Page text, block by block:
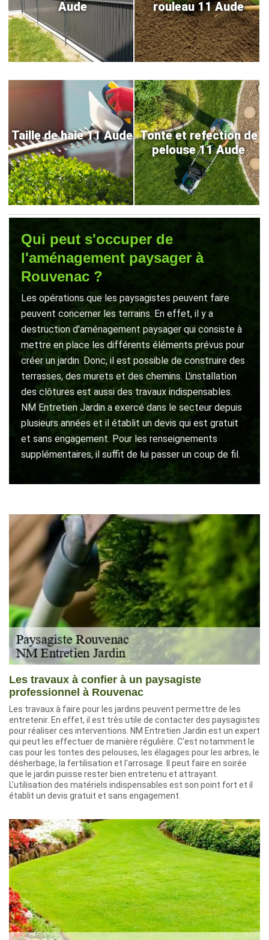
Aude
rouleau 11 Aude
Taille de haie 11 Aude Tonte et refection de
pelouse 11 Aude
Qui peut s'occuper de
l'aménagement paysager à
Rouvenac ?
Les opérations que les paysagistes peuvent faire
peuvent concerner les terrains. En effet, il y a
destruction d'aménagement paysager qui consiste à
mettre en place les différents éléments prévus pour
créer un jardin. Donc, il est possible de construire des
terrasses, des murets et des chemins. L'installation
des clôtures est aussi des travaux indispensables.
NM Entretien Jardin a exercé dans le secteur depuis
plusieurs années et il établit un devis qui est gratuit
et sans engagement. Pour les renseignements
supplémentaires, il suffit de lui passer un coup de fil.
Les travaux à confier à un paysagiste
professionnel à Rouvenac
Les travaux à faire pour les jardins peuvent permettre de les
entretenir. En effet, il est très utile de contacter des paysagistes
pour réaliser ces interventions. NM Entretien Jardin est un expert
qui peut les effectuer de manière régulière. C'est notamment le
cas pour les tontes des pelouses, les élagages pour les arbres, le
désherbage, la fertilisation et l'arrosage. Il peut faire en soirée
que le jardin puisse rester bien entretenu et attrayant.
L'utilisation des matériels indispensables est son point fort et il
établit un devis gratuit et sans engagement.